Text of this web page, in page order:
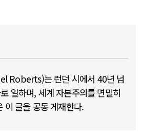
Roberts)는 런던 시에서 40년 넘
일하며, 세계 자본주의를 면밀히
이 글을 공동 게재한다.